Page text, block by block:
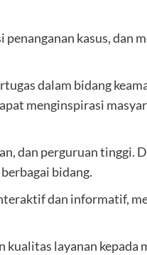
kasus, dan
dalam bidang
menginspirasi
dan perguruan tinggi.
bidang.
dan informatif,
layanan kepada